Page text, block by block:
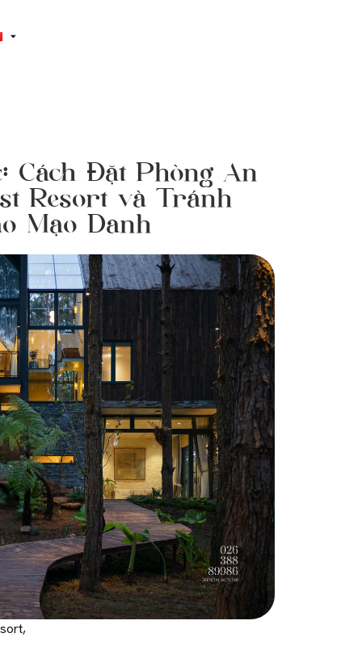
Cách Đặt Phòng An
Resort và Tránh
Mạo Danh